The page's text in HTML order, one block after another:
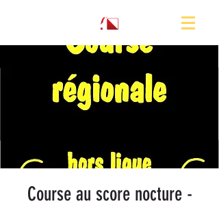
Course au score nocture -